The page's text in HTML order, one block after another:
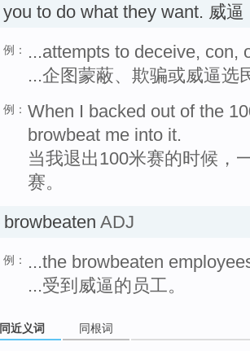
you to do what they want. 威逼
例：
...attempts to deceive, con,
...企图蒙蔽、欺骗或威逼选
例： When I backed out of the
browbeat me into it.
当我退出100米赛的时候，
赛。
browbeaten ADJ
例：
...the browbeaten
...受到威逼的员工。
同近义词 同根词